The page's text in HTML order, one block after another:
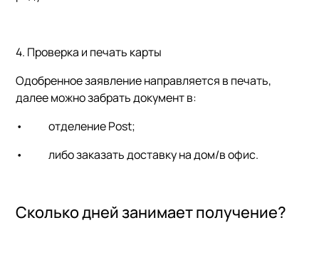
4. Проверка и печать карты
Одобренное заявление направляется в печать,
далее можно забрать документ в:
• отделение Post;
• либо заказать доставку на дом/в офис.
Сколько дней занимает получение?